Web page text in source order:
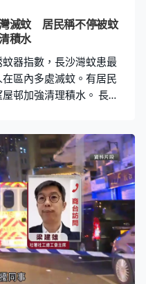
滅蚊 居民稱不停被蚊
積水
蚊器指數，長沙灣蚊患最
區內多處滅蚊。有居民
邨加強清理積水。 長沙
屋邨亦有滅蚊工作，有
晨運街坊繼續短衫外出，
蚊患嚴重。陳女士：
甚麼。（不擔心嗎？）
被白紋伊蚊叮過，沒那
出來做運動，沒甚麼所
被蚊咬嗎？）不覺得，
器指數分四級，指數介乎
蚊分布廣泛。七月階段